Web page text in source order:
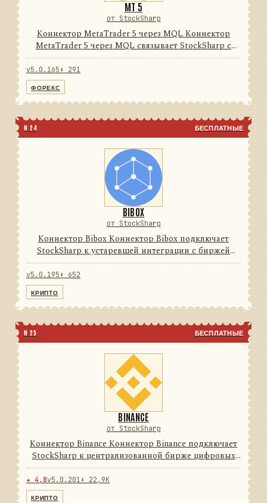
MT 5
от StockSharp
Коннектор MetaTrader 5 через MQL Коннектор
MetaTrader 5 через MQL связывает StockSharp с
терминалом MetaTrader 5 через поставляемый
MQL-эксперт и локальный нативный/FIX-мост. Он
v5.0.165 ⬇ 291
ФОРЕКС
N 24 БЕСПЛАТНЫЕ
BIBOX
от StockSharp
Коннектор Bibox Коннектор Bibox подключает
StockSharp к устаревшей интеграции с биржей
цифровых активов. Он переводит данные и
операции провайдера в единую модель сообщений
v5.0.195 ⬇ 652
КРИПТО
N 25 БЕСПЛАТНЫЕ
BINANCE
от StockSharp
Коннектор Binance Коннектор Binance подключает
StockSharp к централизованной бирже цифровых
активов. Он переводит данные и операции
провайдера в единую модель сообщений
StockSharp, поэтому приложения ...
★ 4,8v5.0.201 ⬇ 22,9K
КРИПТО